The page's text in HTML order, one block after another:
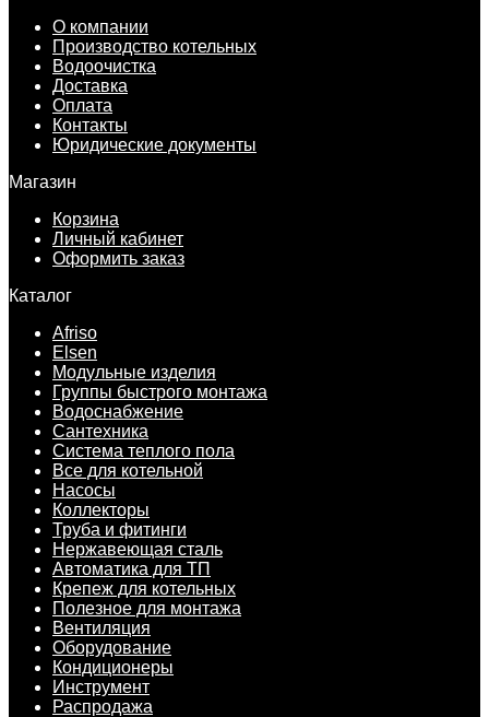
О компании
Производство котельных
Водоочистка
Доставка
Оплата
Контакты
Юридические документы
Магазин
Корзина
Личный кабинет
Оформить заказ
Каталог
Afriso
Elsen
Модульные изделия
Группы быстрого монтажа
Водоснабжение
Сантехника
Система теплого пола
Все для котельной
Насосы
Коллекторы
Труба и фитинги
Нержавеющая сталь
Автоматика для ТП
Крепеж для котельных
Полезное для монтажа
Вентиляция
Оборудование
Кондиционеры
Инструмент
Распродажа